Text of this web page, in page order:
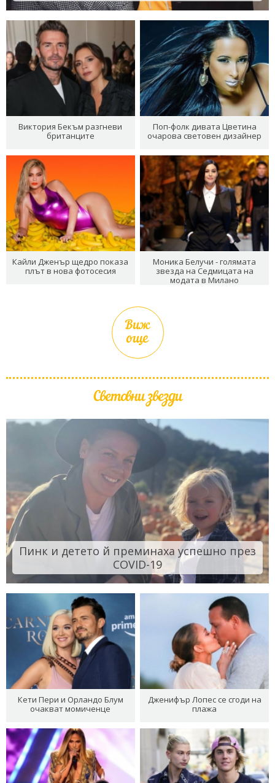
Виктория Бекъм разгневи
британците
Поп-фолк дивата Цветина
очарова световен дизайнер
Кайли Дженър щедро показа
плът в нова фотосесия
Моника Белучи - голямата
звезда на Седмицата на
модата в Милано
Виж
още
Световни звезди
Пинк и детето й преминаха успешно през
COVID-19
Кети Пери и Орландо Блум
очакват момиченце
Дженифър Лопес се сгоди на
плажа